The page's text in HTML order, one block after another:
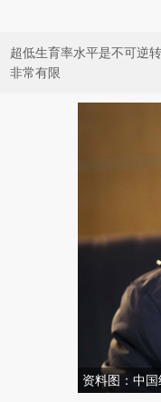
超低生育率水平是不可逆
非常有限
资料图：中